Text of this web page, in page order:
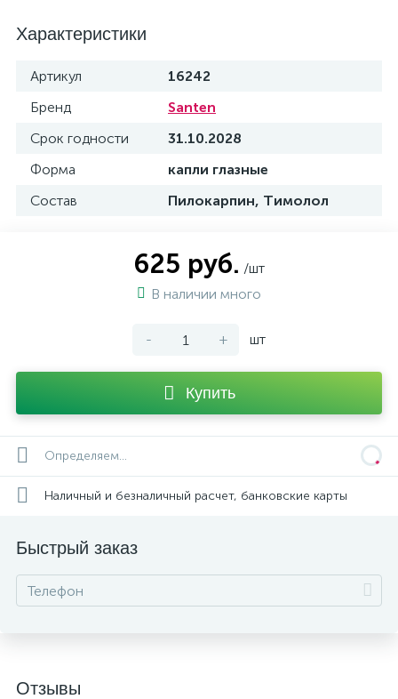
Характеристики
Артикул 16242
Бренд Santen
Срок годности 31.10.2028
Форма капли глазные
Состав Пилокарпин, Тимолол
625 руб. /шт
В наличии много
- + шт
Купить
Определяем...
Наличный и безналичный расчет, банковские карты
Быстрый заказ
Отзывы